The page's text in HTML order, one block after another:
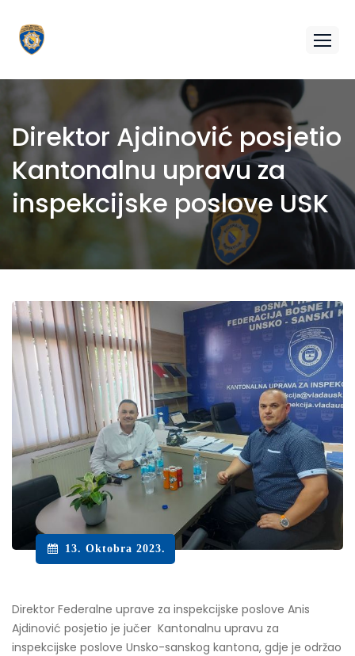
Direktor Ajdinović posjetio
Kantonalnu upravu za
inspekcijske poslove USK
13. Oktobra 2023.
Direktor Federalne uprave za inspekcijske poslove Anis
Ajdinović posjetio je jučer Kantonalnu upravu za
inspekcijske poslove Unsko-sanskog kantona, gdje je održao